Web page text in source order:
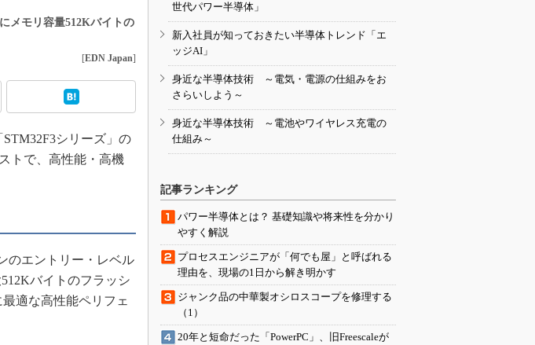
メモリ容量512Kバイトの
[EDN Japan]
シリーズ」の
トで、高性能・高機
のエントリー・レベル
バイトのフラッシ
適な高性能ペリフェ
世代パワー半導体」
新入社員が知っておきたい半導体トレンド「エ
ッジAI」
身近な半導体技術 ～電気・電源の仕組みをお
さらいしよう～
身近な半導体技術 ～電池やワイヤレス充電の
仕組み～
記事ランキング
パワー半導体とは？ 基礎知識や将来性を分かり
やすく解説
プロセスエンジニアが「何でも屋」と呼ばれる
理由を、現場の1日から解き明かす
ジャンク品の中華製オシロスコープを修理する
（1）
20年と短命だった「PowerPC」、旧Freescaleが